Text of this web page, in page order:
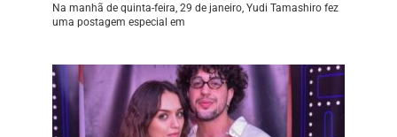
Na manhã de quinta-feira, 29 de janeiro, Yudi Tamashiro fez
uma postagem especial em